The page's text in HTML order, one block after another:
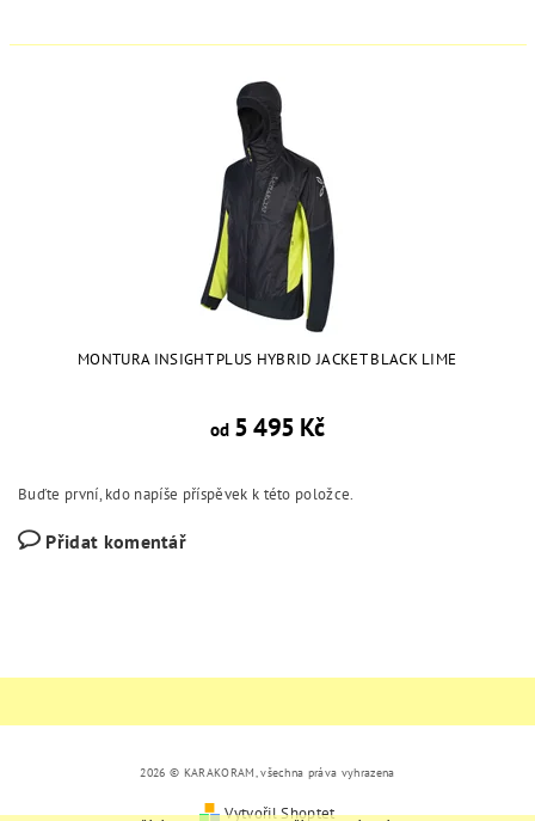
MONTURA INSIGHT PLUS HYBRID JACKET BLACK LIME
od5 495 Kč
Buďte první, kdo napíše příspěvek k této položce.
Přidat komentář
2026 © KARAKORAM, všechna práva vyhrazena
Vytvořil Shoptet